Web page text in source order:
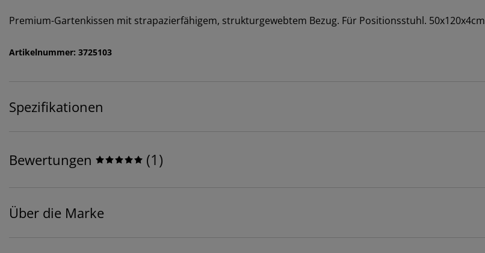
Premium-Gartenkissen mit strapazierfähigem, strukturgewebtem Bezug. Für Positionsstuhl. 50x120x4cm
Artikelnummer: 3725103
Spezifikationen
Bewertungen (1)
Über die Marke